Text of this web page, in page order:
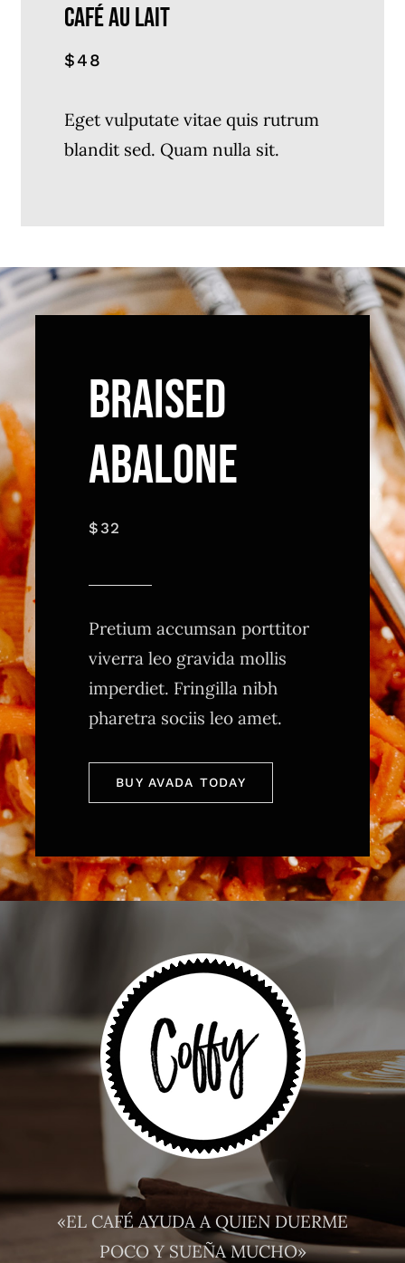
Café Au Lait
$48
Eget vulputate vitae quis rutrum
blandit sed. Quam nulla sit.
BRAISED
ABALONE
$32
Pretium accumsan porttitor
viverra leo gravida mollis
imperdiet. Fringilla nibh
pharetra sociis leo amet.
BUY AVADA TODAY
«EL CAFÉ AYUDA A QUIEN DUERME
POCO Y SUEÑA MUCHO»